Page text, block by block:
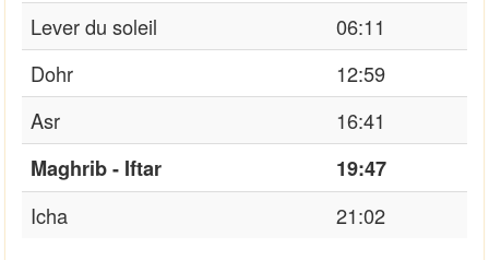
Lever du soleil
06:11
Dohr
12:59
Asr
16:41
Maghrib - Iftar
19:47
Icha
21:02